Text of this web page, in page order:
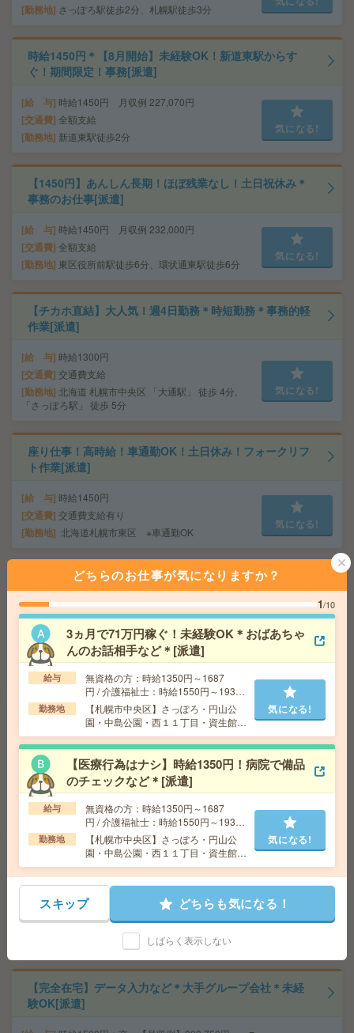
勤務地 さっぽろ駅徒歩2分、札幌駅徒歩3分
時給1450円＊【8月開始】未経験OK！新道東駅からす
ぐ！期間限定！事務[派遣]
給 与 時給1450円 月収例 227,070円
交通費 全額支給
勤務地 新道東駅徒歩2分
気になる!
【1450円】あんしん長期！ほぼ残業なし！土日祝休み＊
事務のお仕事[派遣]
給 与 時給1450円 月収例 232,000円
交通費 全額支給
勤務地 東区役所前駅徒歩6分、環状通東駅徒歩6分
気になる!
【チカホ直結】大人気！週4日勤務＊時短勤務＊事務的軽
作業[派遣]
給 与 時給1300円
交通費 交通費支給
勤務地 北海道 札幌市中央区 「大通駅」 徒歩 4分,
「さっぽろ駅」 徒歩 5分
気になる!
座り仕事！高時給！車通勤OK！土日休み！フォークリフ
ト作業[派遣]
給 与 時給1450円
交通費 交通費支給有り
勤務地 北海道札幌市東区 ※車通勤OK
気になる!
【10月開始】直接雇用も！未経験でもOK！ゆったり事務
[派遣]
給 与
交通費 交通費支給
勤務地
北海道 札幌市中央区 「さっぽろ駅」 徒歩 2
分,「札幌駅」 徒歩 5分
【50代～60代活躍】経験を活かす落着いた職場*補助金支
援＊事務[派遣]
給 与 時給1300円＋交
交通費 交通費支給有
勤務地 札幌市営南北線 さっぽろ駅 徒歩10分/札幌市
営東西線 西11丁目駅 徒歩11分
【旭川市】時給1,350円！大手グループでのオフィスワー
ク！[派遣]
給 与 時給1350円＋交
交通費 交通費別途規定支給
JR函館本線 旭川駅 車7分
【完全在宅】データ入力など＊大手グループ会社＊未経
験OK[派遣]
どちらのお仕事が気になりますか？
1/10
3ヵ月で71万円稼ぐ！未経験OK＊おばあちゃ
んのお話相手など＊[派遣]
給与
無資格の方：時給1350円～1687
円 / 介護福祉士：時給1550円～1937
円 / 初任者以上：時給1450円～1812
円
勤務地
【札幌市中央区】さっぽろ・円山公
園・中島公園・西１１丁目・資生館小
学校前など勤務地多数！
気になる!
【医療行為はナシ】時給1350円！病院で備品
のチェックなど＊[派遣]
給与
無資格の方：時給1350円～1687
円 / 介護福祉士：時給1550円～1937
円 / 初任者以上：時給1450円～1812
円
勤務地
【札幌市中央区】さっぽろ・円山公
園・中島公園・西１１丁目・資生館小
学校前など勤務地多数！
気になる!
スキップ どちらも気になる！
しばらく表示しない